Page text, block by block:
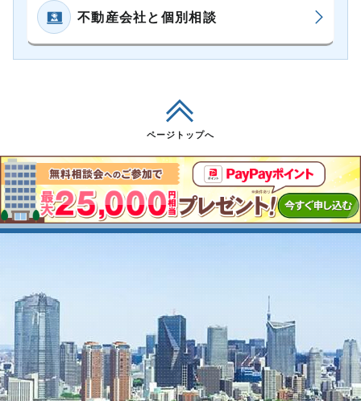
不動産会社と個別相談
ページトップへ